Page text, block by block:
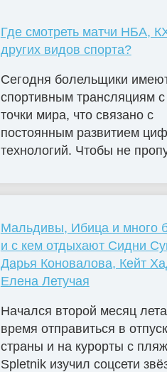
Где смотреть матчи НБА,
других видов спорта?
Сегодня болельщики
спортивным трансляциям
точки мира, что связано с
постоянным развитием
технологий. Чтобы не
Мальдивы, Ибица и много
и с кем отдыхают Сидни
Дарья Коновалова, Кейт
Елена Летучая
Начался второй месяц
время отправиться в
страны и на курорты с
Spletnik изучил соцсети